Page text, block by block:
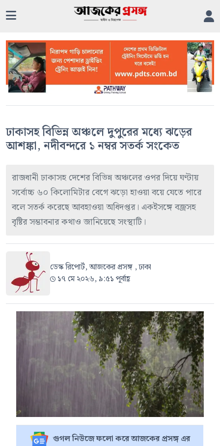
ঢাকাসহ বিভিন্ন অঞ্চলে দুপুরের মধ্যে ঝড়ের
আশঙ্কা, নদীবন্দরে ১ নম্বর সতর্ক সংকেত
রাজধানী ঢাকাসহ দেশের বিভিন্ন অঞ্চলের ওপর দিয়ে ঘণ্টায়
সর্বোচ্চ ৬০ কিলোমিটার বেগে ঝড়ো হাওয়া বয়ে যেতে পারে
বলে সতর্ক করেছে আবহাওয়া অধিদপ্তর। একইসঙ্গে বজ্রসহ
বৃষ্টির সম্ভাবনার কথাও জানিয়েছে সংস্থাটি।
ডেস্ক রিপোর্ট, আজকের প্রসঙ্গ , ঢাকা
১৭ মে ২০২৬, ৯:৫১ পূর্বাহ্ণ
গুগল নিউজে ফলো করে আজকের প্রসঙ্গ এর